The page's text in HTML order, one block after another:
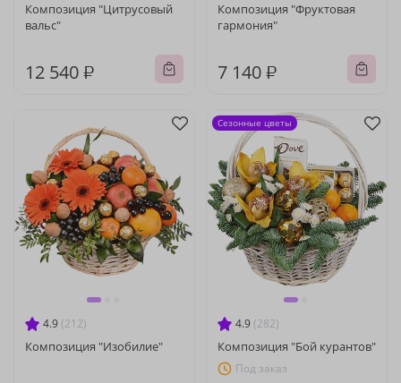
Композиция "Цитрусовый
вальс"
12 540 ₽
Композиция "Фруктовая
гармония"
7 140 ₽
4.9 (212)
Композиция "Изобилие"
4.9 (282)
Композиция "Бой курантов"
Под заказ
Сезонные цветы